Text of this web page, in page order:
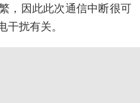
，因此此次通信中断很可
扰有关。